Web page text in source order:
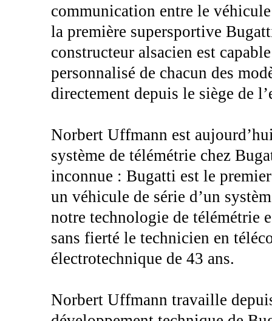
communication entre le
la première supersportive
constructeur alsacien est
personnalisé de chacun des
directement depuis le siège de
Norbert Uffmann est
système de télémétrie chez
inconnue : Bugatti est le
un véhicule de série d’un
notre technologie de télémétrie
sans fierté le technicien en
électrotechnique de 43 ans.
Norbert Uffmann travaille